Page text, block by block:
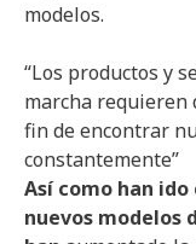
modelos.
“Los productos y
marcha requieren
fin de encontrar
constantemente”
Así como han
nuevos modelos